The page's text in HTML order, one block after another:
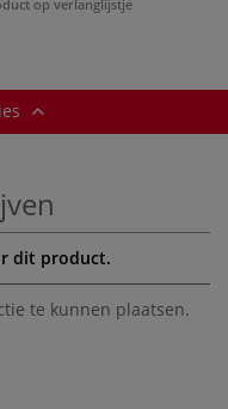
op verlanglijstje
dit product.
te kunnen plaatsen.